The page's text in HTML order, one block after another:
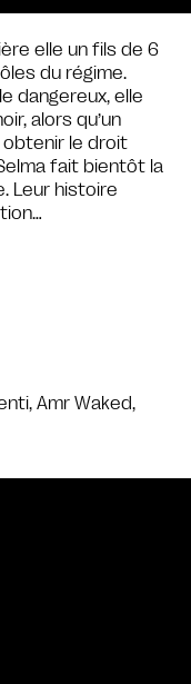
Amr Waked,
elle un fils de 6
du régime.
dangereux, elle
alors qu’un
obtenir le droit
fait bientôt la
Leur histoire